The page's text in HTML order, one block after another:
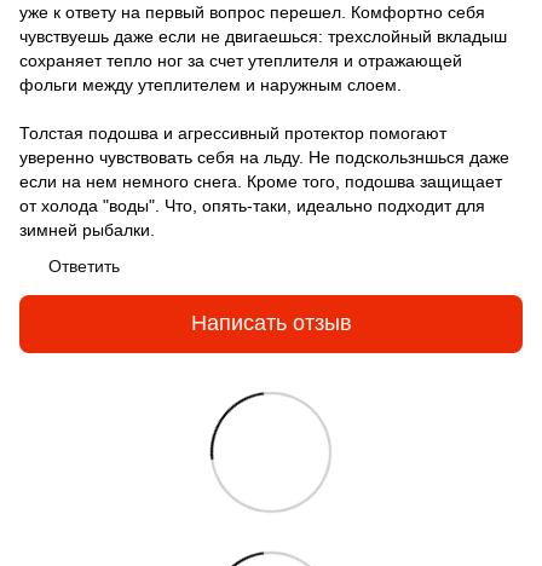
уже к ответу на первый вопрос перешел. Комфортно себя
чувствуешь даже если не двигаешься: трехслойный вкладыш
сохраняет тепло ног за счет утеплителя и отражающей
фольги между утеплителем и наружным слоем.
Толстая подошва и агрессивный протектор помогают
уверенно чувствовать себя на льду. Не подскользншься даже
если на нем немного снега. Кроме того, подошва защищает
от холода "воды". Что, опять-таки, идеально подходит для
зимней рыбалки.
Ответить
Написать отзыв